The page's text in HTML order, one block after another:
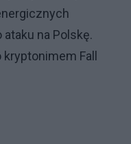
na Polskę.
Fall